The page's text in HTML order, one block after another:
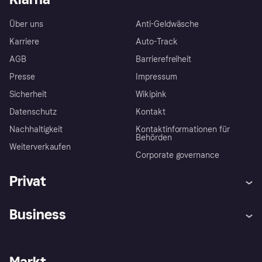
Über uns
Karriere
AGB
Presse
Sicherheit
Datenschutz
Nachhaltigkeit
Weiterverkaufen
Anti-Geldwäsche
Auto-Track
Barrierefreiheit
Impressum
Wikipink
Kontakt
Kontaktinformationen für
Behörden
Corporate governance
Privat
Klarna App
Business
Händlerportal